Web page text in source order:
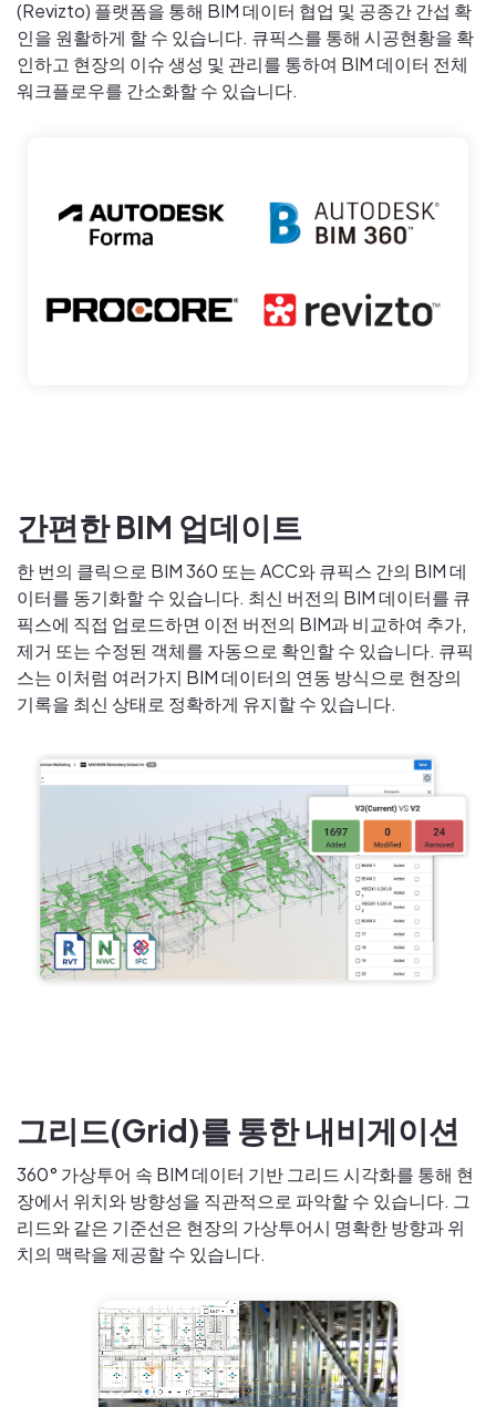
(Revizto) 플랫폼을 통해 BIM 데이터 협업 및 공종간 간섭 확
인을 원활하게 할 수 있습니다. 큐픽스를 통해 시공현황을 확
인하고 현장의 이슈 생성 및 관리를 통하여 BIM 데이터 전체
워크플로우를 간소화할 수 있습니다.
간편한 BIM 업데이트
한 번의 클릭으로 BIM 360 또는 ACC와 큐픽스 간의 BIM 데
이터를 동기화할 수 있습니다. 최신 버전의 BIM 데이터를 큐
픽스에 직접 업로드하면 이전 버전의 BIM과 비교하여 추가,
제거 또는 수정된 객체를 자동으로 확인할 수 있습니다. 큐픽
스는 이처럼 여러가지 BIM 데이터의 연동 방식으로 현장의
기록을 최신 상태로 정확하게 유지할 수 있습니다.
그리드(Grid)를 통한 내비게이션
360° 가상투어 속 BIM 데이터 기반 그리드 시각화를 통해 현
장에서 위치와 방향성을 직관적으로 파악할 수 있습니다. 그
리드와 같은 기준선은 현장의 가상투어시 명확한 방향과 위
치의 맥락을 제공할 수 있습니다.